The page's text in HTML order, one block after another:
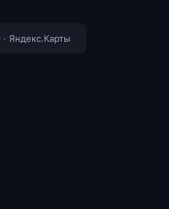
· Яндекс.Карты